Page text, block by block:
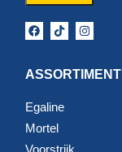
ASSORTIMENT
Egaline
Mortel
Voorstrijk